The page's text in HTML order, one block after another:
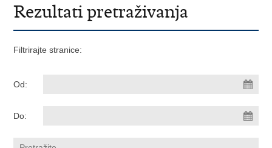
Rezultati pretraživanja
Filtrirajte stranice:
Od:
Do: